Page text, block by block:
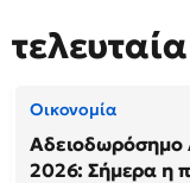
τελευταία
Οικονομία
Αδειοδωρόσημο
2026: Σήμερα η